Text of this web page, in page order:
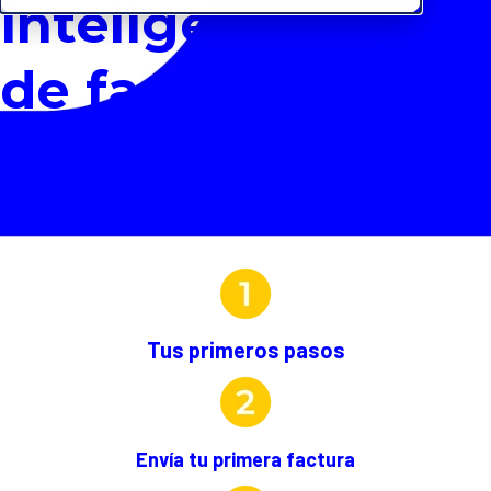
inteligente
de facturas
Tus primeros pasos
Envía tu primera factura